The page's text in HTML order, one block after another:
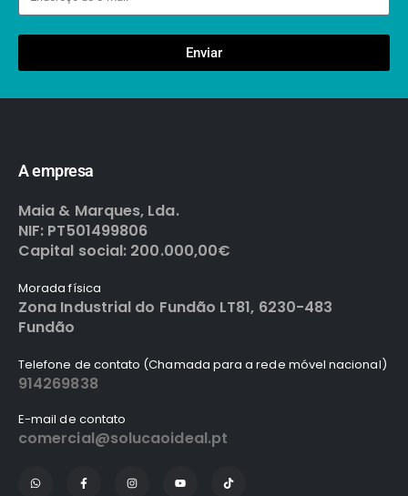
Enviar
A empresa
Maia & Marques, Lda.
NIF: PT501499806
Capital social: 200.000,00€
Morada física
Zona Industrial do Fundão LT81, 6230-483
Fundão
Telefone de contato (Chamada para a rede móvel nacional)
914269838
E-mail de contato
comercial@solucaoideal.pt